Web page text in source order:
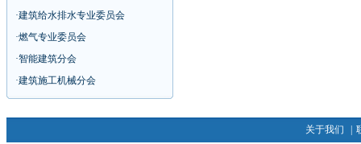
·建筑给水排水专业委员会
·燃气专业委员会
·智能建筑分会
·建筑施工机械分会
关于我们